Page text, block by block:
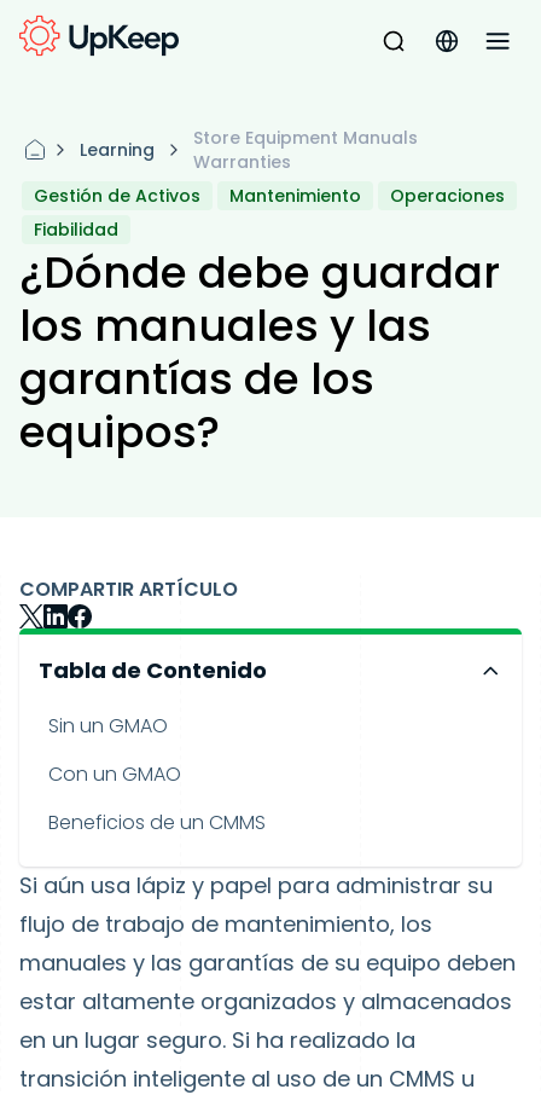
Learning
Store Equipment Manuals
Warranties
Gestión de Activos
Mantenimiento
Operaciones
Fiabilidad
¿Dónde debe guardar
los manuales y las
garantías de los
equipos?
COMPARTIR ARTÍCULO
Tabla de Contenido
Sin un GMAO
Con un GMAO
Beneficios de un CMMS
Si aún usa lápiz y papel para administrar su
flujo de trabajo de mantenimiento, los
manuales y las garantías de su equipo deben
estar altamente organizados y almacenados
en un lugar seguro. Si ha realizado la
transición inteligente al uso de un CMMS u